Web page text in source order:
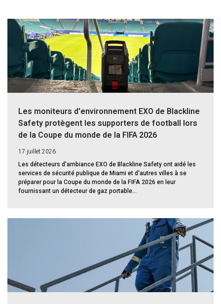
Les moniteurs d'environnement EXO de Blackline
Safety protègent les supporters de football lors
de la Coupe du monde de la FIFA 2026
17 juillet 2026
Les détecteurs d'ambiance EXO de Blackline Safety ont aidé les
services de sécurité publique de Miami et d'autres villes à se
préparer pour la Coupe du monde de la FIFA 2026 en leur
fournissant un détecteur de gaz portable...